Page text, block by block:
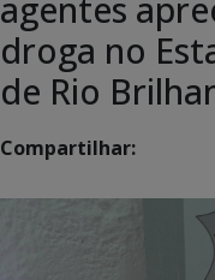
droga no
de Rio
Compartilhar: